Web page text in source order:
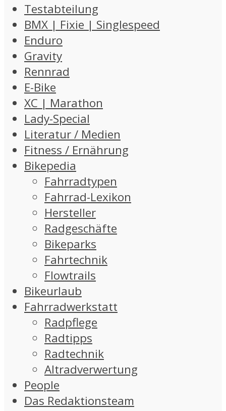
Testabteilung
BMX | Fixie | Singlespeed
Enduro
Gravity
Rennrad
E-Bike
XC | Marathon
Lady-Special
Literatur / Medien
Fitness / Ernährung
Bikepedia
Fahrradtypen
Fahrrad-Lexikon
Hersteller
Radgeschäfte
Bikeparks
Fahrtechnik
Flowtrails
Bikeurlaub
Fahrradwerkstatt
Radpflege
Radtipps
Radtechnik
Altradverwertung
People
Das Redaktionsteam